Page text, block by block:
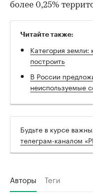
00:00 /
более 0,25%
Читайте также:
Категория земли:
построить
В России
неиспользуемые
Будьте в курсе
телеграм-каналом
Авторы Теги